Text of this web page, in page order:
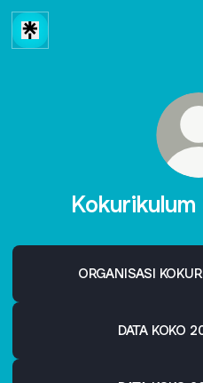
ORGANISASI
DATA KOKO